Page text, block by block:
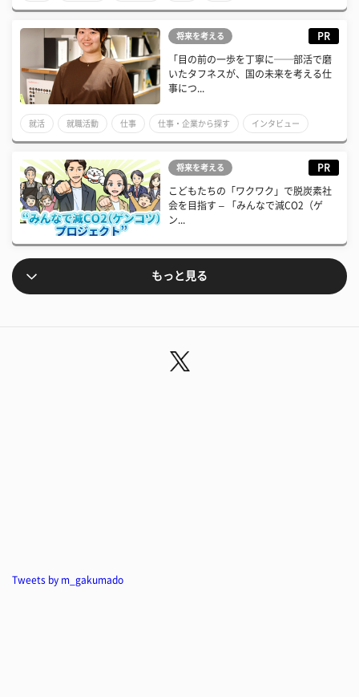
将来を考える PR
「目の前の一歩を丁寧に──部活で磨
いたタフネスが、国の未来を考える仕
事につ...
就活 就職活動 仕事 仕事・企業から探す インタビュー
将来を考える PR
こどもたちの「ワクワク」で脱炭素社
会を目指す – 「みんなで減CO2（ゲ
ン...
もっと見る
Tweets by m_gakumado